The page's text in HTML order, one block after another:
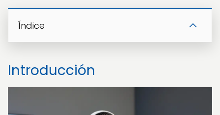
Índice
Introducción